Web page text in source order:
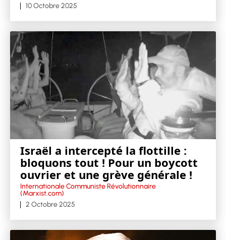
10 Octobre 2025
Israël a intercepté la flottille :
bloquons tout ! Pour un boycott
ouvrier et une grève générale !
Internationale Communiste Révolutionnaire
(Marxist.com)
2 Octobre 2025